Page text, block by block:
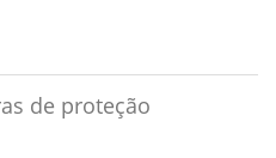
de proteção